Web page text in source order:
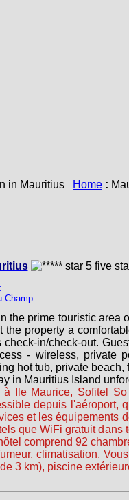
Home :
Champ
the prime touristic area
the property a
check-in/check-out.
- wireless, private
hot tub, private
in Mauritius Island
à Ile Maurice, Sofitel
depuis l'aéroport,
et les équipements
que WiFi gratuit dans
comprend 92
climatisation.
3 km), piscine